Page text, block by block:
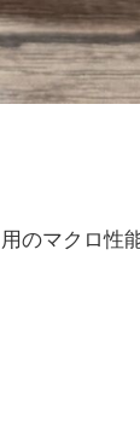
のマクロ性